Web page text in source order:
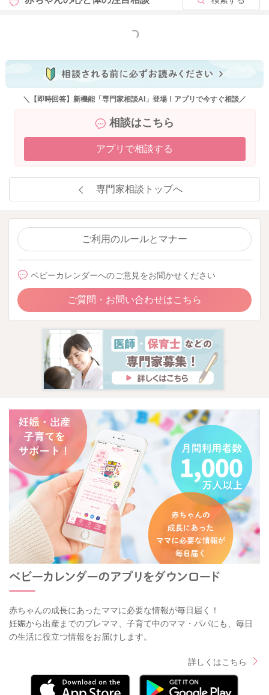
もっと見る
＼【即時回答】新機能「専門家相談AI」登場！アプリで今すぐ相談／
相談はこちら
アプリで相談する
専門家相談トップへ
ご利用のルールとマナー
ベビーカレンダーへのご意見をお聞かせください
ご質問・お問い合わせはこちら
赤ちゃんの成長にあったママに必要な情報が毎日届く！
妊娠から出産までのプレママ、子育て中のママ・パパにも、毎日
の生活に役立つ情報をお届けします。
詳しくはこちら